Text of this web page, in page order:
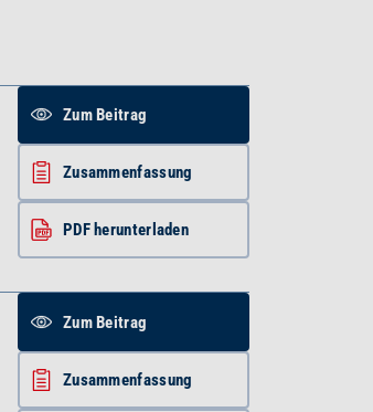
Zum Beitrag
Zusammenfassung
PDF herunterladen
Zum Beitrag
Zusammenfassung